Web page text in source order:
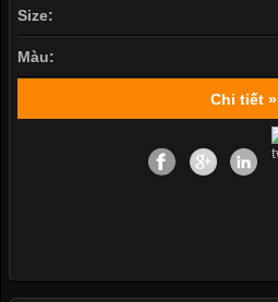
Size:
Màu:
Chi tiết »